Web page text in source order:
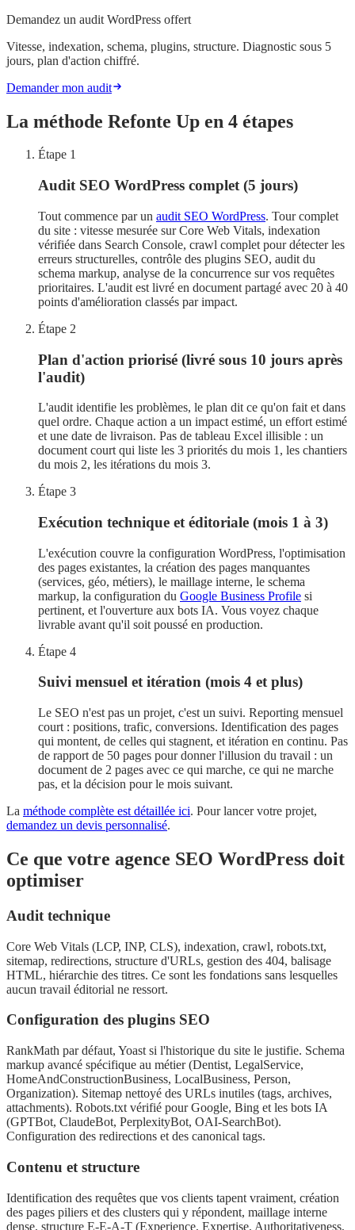
Demandez un audit WordPress offert
Vitesse, indexation, schema, plugins, structure. Diagnostic sous 5
jours, plan d'action chiffré.
Demander mon audit
La méthode Refonte Up en 4 étapes
Étape 1
Audit SEO WordPress complet (5 jours)
Tout commence par un audit SEO WordPress. Tour complet
du site : vitesse mesurée sur Core Web Vitals, indexation
vérifiée dans Search Console, crawl complet pour détecter les
erreurs structurelles, contrôle des plugins SEO, audit du
schema markup, analyse de la concurrence sur vos requêtes
prioritaires. L'audit est livré en document partagé avec 20 à 40
points d'amélioration classés par impact.
Étape 2
Plan d'action priorisé (livré sous 10 jours après
l'audit)
L'audit identifie les problèmes, le plan dit ce qu'on fait et dans
quel ordre. Chaque action a un impact estimé, un effort estimé
et une date de livraison. Pas de tableau Excel illisible : un
document court qui liste les 3 priorités du mois 1, les chantiers
du mois 2, les itérations du mois 3.
Étape 3
Exécution technique et éditoriale (mois 1 à 3)
L'exécution couvre la configuration WordPress, l'optimisation
des pages existantes, la création des pages manquantes
(services, géo, métiers), le maillage interne, le schema
markup, la configuration du Google Business Profile si
pertinent, et l'ouverture aux bots IA. Vous voyez chaque
livrable avant qu'il soit poussé en production.
Étape 4
Suivi mensuel et itération (mois 4 et plus)
Le SEO n'est pas un projet, c'est un suivi. Reporting mensuel
court : positions, trafic, conversions. Identification des pages
qui montent, de celles qui stagnent, et itération en continu. Pas
de rapport de 50 pages pour donner l'illusion du travail : un
document de 2 pages avec ce qui marche, ce qui ne marche
pas, et la décision pour le mois suivant.
La méthode complète est détaillée ici. Pour lancer votre projet,
demandez un devis personnalisé.
Ce que votre agence SEO WordPress doit
optimiser
Audit technique
Core Web Vitals (LCP, INP, CLS), indexation, crawl, robots.txt,
sitemap, redirections, structure d'URLs, gestion des 404, balisage
HTML, hiérarchie des titres. Ce sont les fondations sans lesquelles
aucun travail éditorial ne ressort.
Configuration des plugins SEO
RankMath par défaut, Yoast si l'historique du site le justifie. Schema
markup avancé spécifique au métier (Dentist, LegalService,
HomeAndConstructionBusiness, LocalBusiness, Person,
Organization). Sitemap nettoyé des URLs inutiles (tags, archives,
attachments). Robots.txt vérifié pour Google, Bing et les bots IA
(GPTBot, ClaudeBot, PerplexityBot, OAI-SearchBot).
Configuration des redirections et des canonical tags.
Contenu et structure
Identification des requêtes que vos clients tapent vraiment, création
des pages piliers et des clusters qui y répondent, maillage interne
dense, structure E-E-A-T (Experience, Expertise, Authoritativeness,